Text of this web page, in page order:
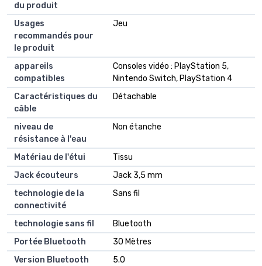
du produit
Usages
recommandés pour
le produit
Jeu
appareils
compatibles
Consoles vidéo : PlayStation 5,
Nintendo Switch, PlayStation 4
Caractéristiques du
câble
Détachable
niveau de
résistance à l'eau
Non étanche
Matériau de l'étui
Tissu
Jack écouteurs
Jack 3,5 mm
technologie de la
connectivité
Sans fil
technologie sans fil
Bluetooth
Portée Bluetooth
30 Mètres
Version Bluetooth
5.0